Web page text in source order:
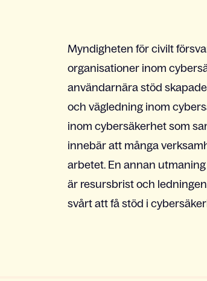
Myndigheten för civilt
organisationer inom
användarnära stöd
och vägledning inom
inom cybersäkerhet som
innebär att många
arbetet. En annan
är resursbrist och
svårt att få stöd i